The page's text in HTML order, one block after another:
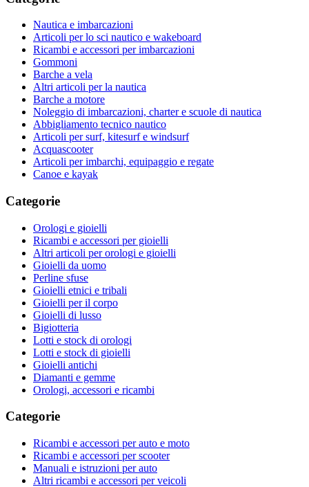
Nautica e imbarcazioni
Articoli per lo sci nautico e wakeboard
Ricambi e accessori per imbarcazioni
Gommoni
Barche a vela
Altri articoli per la nautica
Barche a motore
Noleggio di imbarcazioni, charter e scuole di nautica
Abbigliamento tecnico nautico
Articoli per surf, kitesurf e windsurf
Acquascooter
Articoli per imbarchi, equipaggio e regate
Canoe e kayak
Categorie
Orologi e gioielli
Ricambi e accessori per gioielli
Altri articoli per orologi e gioielli
Gioielli da uomo
Perline sfuse
Gioielli etnici e tribali
Gioielli per il corpo
Gioielli di lusso
Bigiotteria
Lotti e stock di orologi
Lotti e stock di gioielli
Gioielli antichi
Diamanti e gemme
Orologi, accessori e ricambi
Categorie
Ricambi e accessori per auto e moto
Ricambi e accessori per scooter
Manuali e istruzioni per auto
Altri ricambi e accessori per veicoli